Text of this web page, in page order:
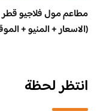
مطاعم مول فلاجيو قطر
(الاسعار + المنيو +
انتظر لحظة